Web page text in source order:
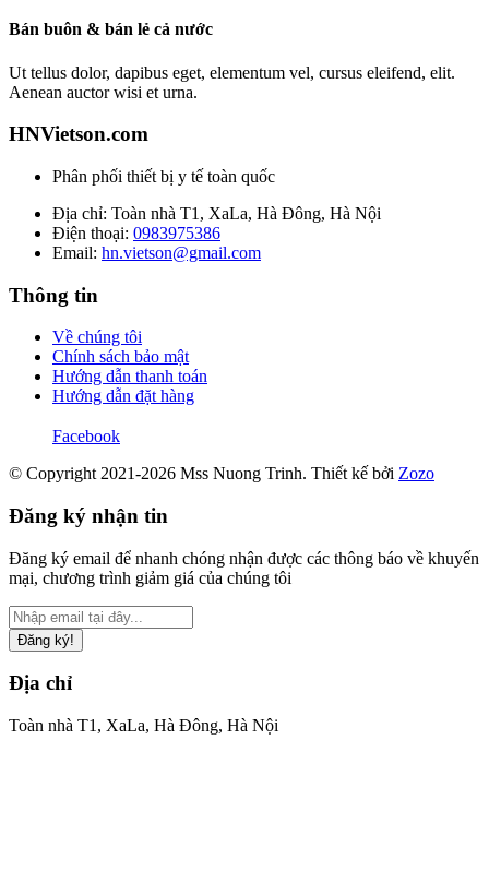
Bán buôn & bán lẻ cả nước
Ut tellus dolor, dapibus eget, elementum vel, cursus eleifend, elit.
Aenean auctor wisi et urna.
HNVietson.com
Phân phối thiết bị y tế toàn quốc
Địa chỉ: Toàn nhà T1, XaLa, Hà Đông, Hà Nội
Điện thoại: 0983975386
Email: hn.vietson@gmail.com
Thông tin
Về chúng tôi
Chính sách bảo mật
Hướng dẫn thanh toán
Hướng dẫn đặt hàng
Facebook
© Copyright 2021-2026 Mss Nuong Trinh. Thiết kế bởi Zozo
Đăng ký nhận tin
Đăng ký email để nhanh chóng nhận được các thông báo về khuyến
mại, chương trình giảm giá của chúng tôi
Đăng ký!
Địa chỉ
Toàn nhà T1, XaLa, Hà Đông, Hà Nội